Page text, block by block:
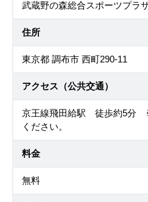
武蔵野の森総合スポーツプラ
住所
東京都 調布市 西町290-11
アクセス（公共交通）
京王線飛田給駅 徒歩約5分
ください。
料金
無料